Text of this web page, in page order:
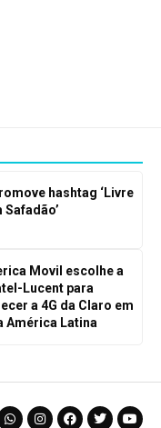
hashtag ‘Livre
Safadão’
Movil escolhe a
Lucent para
a 4G da Claro em
América Latina